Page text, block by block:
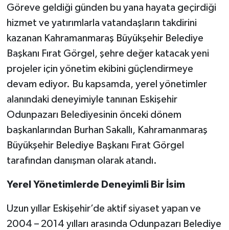
Göreve geldiği günden bu yana hayata geçirdiği
hizmet ve yatırımlarla vatandaşların takdirini
kazanan Kahramanmaraş Büyükşehir Belediye
Başkanı Fırat Görgel, şehre değer katacak yeni
projeler için yönetim ekibini güçlendirmeye
devam ediyor. Bu kapsamda, yerel yönetimler
alanındaki deneyimiyle tanınan Eskişehir
Odunpazarı Belediyesinin önceki dönem
başkanlarından Burhan Sakallı, Kahramanmaraş
Büyükşehir Belediye Başkanı Fırat Görgel
tarafından danışman olarak atandı.
Yerel Yönetimlerde Deneyimli Bir İsim
Uzun yıllar Eskişehir’de aktif siyaset yapan ve
2004 – 2014 yılları arasında Odunpazarı Belediye